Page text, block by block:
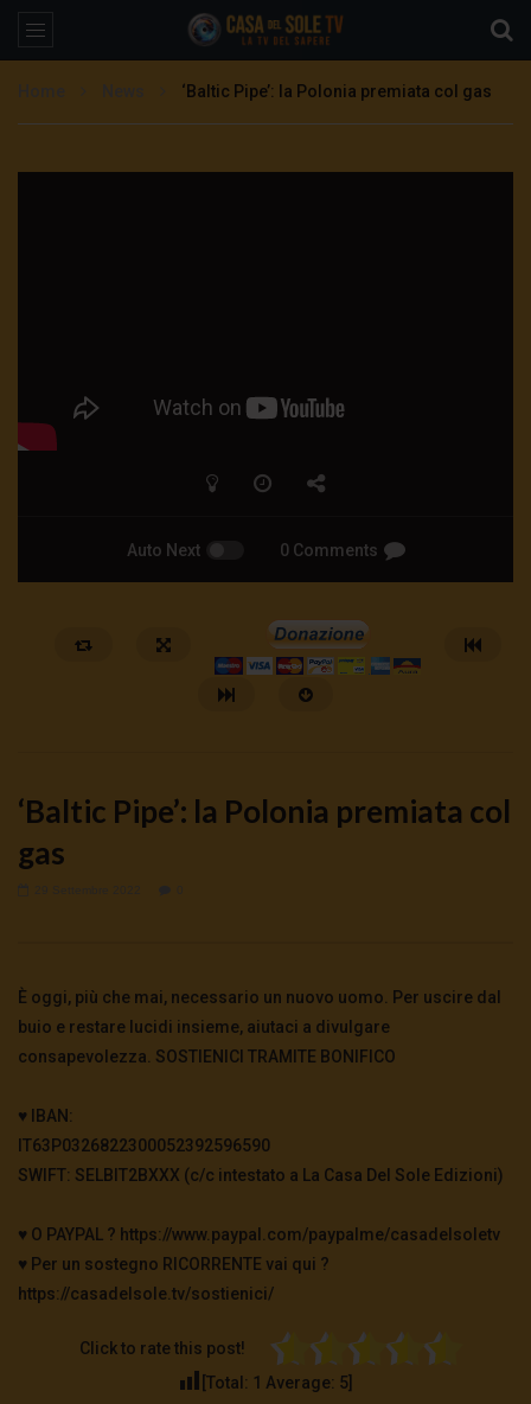
‘Baltic Pipe’: la Polonia premiata col gas
Auto Next 0 Comments
0
66 0 0
0
307 0
‘Baltic Pipe’: la Polonia premiata col
gas
È oggi, più che mai, necessario un nuovo uomo. Per uscire dal
buio e restare lucidi insieme, aiutaci a divulgare
consapevolezza. SOSTIENICI TRAMITE BONIFICO
♥️ IBAN:
IT63P0326822300052392596590
SWIFT: SELBIT2BXXX (c/c intestato a La Casa Del Sole Edizioni)
♥️ O PAYPAL ? https://www.paypal.com/paypalme/casadelsoletv
♥️ Per un sostegno RICORRENTE vai qui ?
https://casadelsole.tv/sostienici/
Click to rate this post!
[Total: 1 Average: 5